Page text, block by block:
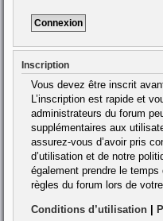
Inscription
Vous devez être inscrit
L’inscription est rapide et
administrateurs du forum
supplémentaires aux
assurez-vous d’avoir pris
d’utilisation et de notre
également prendre le
règles du forum lors de
Conditions d’utilisation